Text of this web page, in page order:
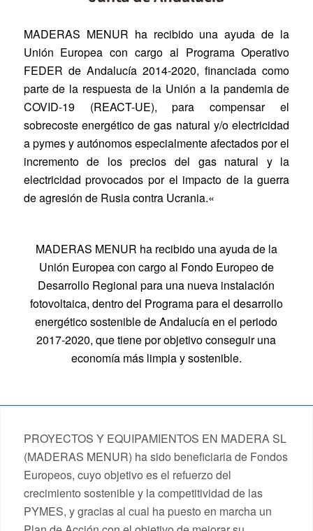
MADERAS MENUR ha recibido una ayuda de la
Unión Europea con cargo al Programa Operativo
FEDER de Andalucía 2014-2020, financiada como
parte de la respuesta de la Unión a la pandemia de
COVID-19 (REACT-UE), para compensar el
sobrecoste energético de gas natural y/o electricidad
a pymes y autónomos especialmente afectados por el
incremento de los precios del gas natural y la
electricidad provocados por el impacto de la guerra
de agresión de Rusia contra Ucrania.«
MADERAS MENUR ha recibido una ayuda de la
Unión Europea con cargo al Fondo Europeo de
Desarrollo Regional para una nueva instalación
fotovoltaica, dentro del Programa para el desarrollo
energético sostenible de Andalucía en el periodo
2017-2020, que tiene por objetivo conseguir una
economía más limpia y sostenible.
PROYECTOS Y EQUIPAMIENTOS EN MADERA SL
(MADERAS MENUR) ha sido beneficiaria de Fondos
Europeos, cuyo objetivo es el refuerzo del
crecimiento sostenible y la competitividad de las
PYMES, y gracias al cual ha puesto en marcha un